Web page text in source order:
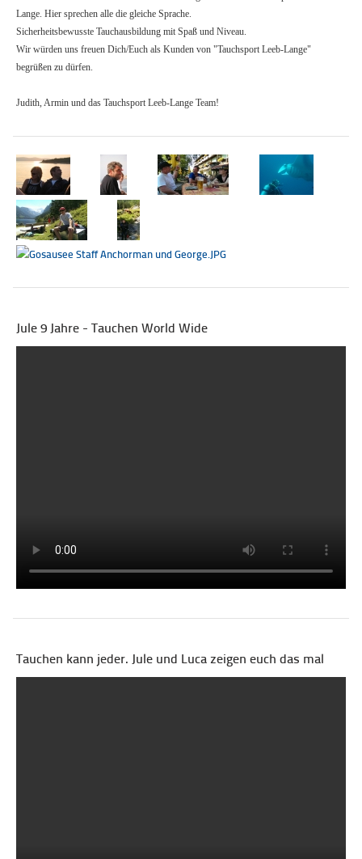
Lange. Hier sprechen alle die gleiche Sprache.
Sicherheitsbewusste Tauchausbildung mit Spaß und Niveau.
Wir würden uns freuen Dich/Euch als Kunden von "Tauchsport Leeb-Lange"
begrüßen zu dürfen.
Judith, Armin und das Tauchsport Leeb-Lange Team!
Jule 9 Jahre - Tauchen World Wide
Tauchen kann jeder. Jule und Luca zeigen euch das mal